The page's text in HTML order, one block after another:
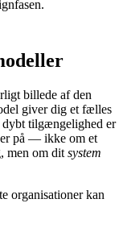
billede af den
giver dig et fælles
dybt tilgængelighed er
på — ikke om et
men om dit system
organisationer kan